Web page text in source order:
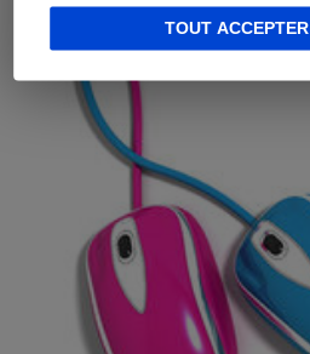
TOUT